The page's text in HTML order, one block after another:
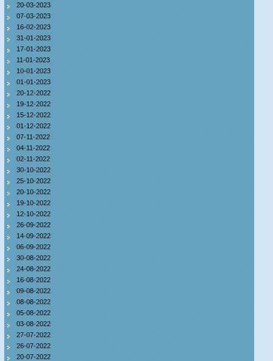
20-03-2023
07-03-2023
16-02-2023
31-01-2023
17-01-2023
11-01-2023
10-01-2023
01-01-2023
20-12-2022
19-12-2022
15-12-2022
01-12-2022
07-11-2022
04-11-2022
02-11-2022
30-10-2022
25-10-2022
20-10-2022
19-10-2022
12-10-2022
26-09-2022
14-09-2022
06-09-2022
30-08-2022
24-08-2022
16-08-2022
09-08-2022
08-08-2022
05-08-2022
03-08-2022
27-07-2022
26-07-2022
20-07-2022